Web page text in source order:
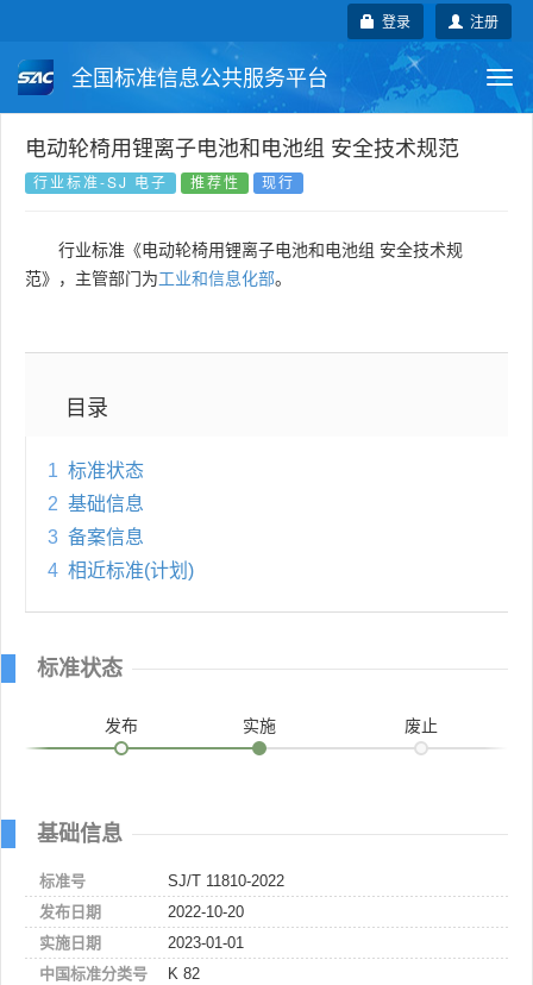
注册
登录
全国标准信息公共服务平台
国家标准 行业标准 地方标准
国外标准 技术委员会
电动轮椅用锂离子电池和电池组 安全技术规范
行业标准-SJ 电子 推荐性 现行
行业标准《电动轮椅用锂离子电池和电池组 安全技术规
范》，主管部门为工业和信息化部。
目录
1 标准状态
2 基础信息
3 备案信息
4 相近标准(计划)
标准状态
发布 实施 废止
基础信息
标准号
SJ/T 11810-2022
发布日期
2022-10-20
实施日期
2023-01-01
中国标准分类号
K 82